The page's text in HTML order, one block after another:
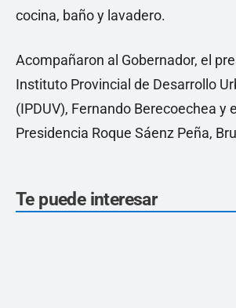
cocina, baño y lavadero.
Acompañaron al Gobernador, el
Instituto Provincial de Desarrollo
(IPDUV), Fernando Berecoechea y
Presidencia Roque Sáenz Peña,
Te puede interesar